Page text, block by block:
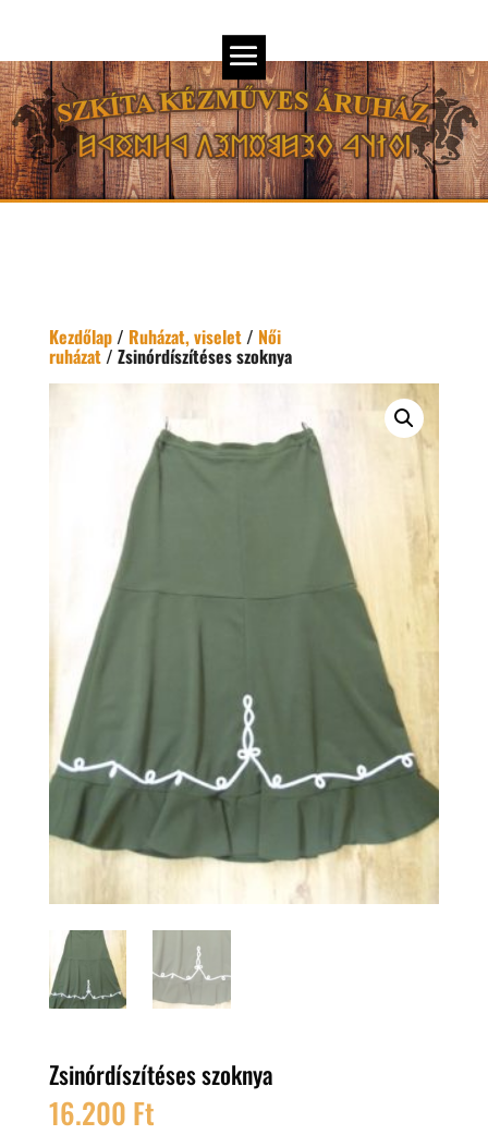
Kezdőlap/ Ruházat, viselet/ Női
ruházat/ Zsinórdíszítéses szoknya
Zsinórdíszítéses szoknya
16.200 Ft